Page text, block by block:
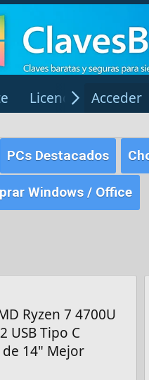
Licencias Windows
Acceder
PCs Destacados
Windows / Office
Ryzen 7 4700U
USB Tipo C
de 14" Mejor